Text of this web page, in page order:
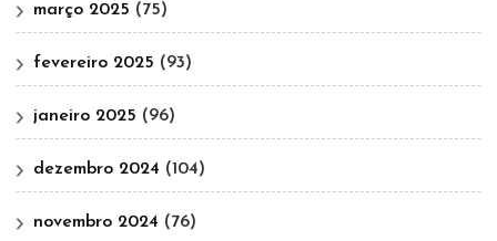
março 2025 (75)
fevereiro 2025 (93)
janeiro 2025 (96)
dezembro 2024 (104)
novembro 2024 (76)